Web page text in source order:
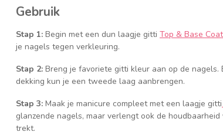
Gebruik
Stap 1: Begin met een dun laagje gitti Top & Base
je nagels tegen verkleuring.
Stap 2: Breng je favoriete gitti kleur aan op de nagels.
dekking kun je een tweede laag aanbrengen.
Stap 3: Maak je manicure compleet met een laagje gitti
glanzende nagels, maar verlengt ook de
trekt.